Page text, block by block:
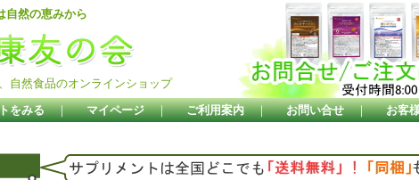
自然の恵みから
自然食品のオンラインショップ
をみる ｜ マイページ ｜ ご利用案内 ｜ お問い合せ ｜ お客